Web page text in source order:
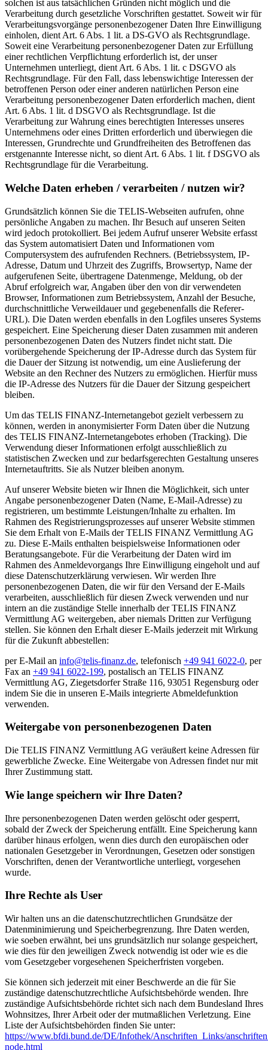
solchen ist aus tatsächlichen Gründen nicht möglich und die
Verarbeitung durch gesetzliche Vorschriften gestattet. Soweit wir für
Verarbeitungsvorgänge personenbezogener Daten Ihre Einwilligung
einholen, dient Art. 6 Abs. 1 lit. a DS-GVO als Rechtsgrundlage.
Soweit eine Verarbeitung personenbezogener Daten zur Erfüllung
einer rechtlichen Verpflichtung erforderlich ist, der unser
Unternehmen unterliegt, dient Art. 6 Abs. 1 lit. c DSGVO als
Rechtsgrundlage. Für den Fall, dass lebenswichtige Interessen der
betroffenen Person oder einer anderen natürlichen Person eine
Verarbeitung personenbezogener Daten erforderlich machen, dient
Art. 6 Abs. 1 lit. d DSGVO als Rechtsgrundlage. Ist die
Verarbeitung zur Wahrung eines berechtigten Interesses unseres
Unternehmens oder eines Dritten erforderlich und überwiegen die
Interessen, Grundrechte und Grundfreiheiten des Betroffenen das
erstgenannte Interesse nicht, so dient Art. 6 Abs. 1 lit. f DSGVO als
Rechtsgrundlage für die Verarbeitung.
Welche Daten erheben / verarbeiten / nutzen wir?
Grundsätzlich können Sie die TELIS-Webseiten aufrufen, ohne
persönliche Angaben zu machen. Ihr Besuch auf unseren Seiten
wird jedoch protokolliert. Bei jedem Aufruf unserer Website erfasst
das System automatisiert Daten und Informationen vom
Computersystem des aufrufenden Rechners. (Betriebssystem, IP-
Adresse, Datum und Uhrzeit des Zugriffs, Browsertyp, Name der
aufgerufenen Seite, übertragene Datenmenge, Meldung, ob der
Abruf erfolgreich war, Angaben über den von dir verwendeten
Browser, Informationen zum Betriebssystem, Anzahl der Besuche,
durchschnittliche Verweildauer und gegebenenfalls die Referer-
URL). Die Daten werden ebenfalls in den Logfiles unseres Systems
gespeichert. Eine Speicherung dieser Daten zusammen mit anderen
personenbezogenen Daten des Nutzers findet nicht statt. Die
vorübergehende Speicherung der IP-Adresse durch das System für
die Dauer der Sitzung ist notwendig, um eine Auslieferung der
Website an den Rechner des Nutzers zu ermöglichen. Hierfür muss
die IP-Adresse des Nutzers für die Dauer der Sitzung gespeichert
bleiben.
Um das TELIS FINANZ-Internetangebot gezielt verbessern zu
können, werden in anonymisierter Form Daten über die Nutzung
des TELIS FINANZ-Internetangebotes erhoben (Tracking). Die
Verwendung dieser Informationen erfolgt ausschließlich zu
statistischen Zwecken und zur bedarfsgerechten Gestaltung unseres
Internetauftritts. Sie als Nutzer bleiben anonym.
Auf unserer Website bieten wir Ihnen die Möglichkeit, sich unter
Angabe personenbezogener Daten (Name, E-Mail-Adresse) zu
registrieren, um bestimmte Leistungen/Inhalte zu erhalten. Im
Rahmen des Registrierungsprozesses auf unserer Website stimmen
Sie dem Erhalt von E-Mails der TELIS FINANZ Vermittlung AG
zu. Diese E-Mails enthalten beispielsweise Informationen oder
Beratungsangebote. Für die Verarbeitung der Daten wird im
Rahmen des Anmeldevorgangs Ihre Einwilligung eingeholt und auf
diese Datenschutzerklärung verwiesen. Wir werden Ihre
personenbezogenen Daten, die wir für den Versand der E-Mails
verarbeiten, ausschließlich für diesen Zweck verwenden und nur
intern an die zuständige Stelle innerhalb der TELIS FINANZ
Vermittlung AG weitergeben, aber niemals Dritten zur Verfügung
stellen. Sie können den Erhalt dieser E-Mails jederzeit mit Wirkung
für die Zukunft abbestellen:
per E-Mail an info@telis-finanz.de, telefonisch +49 941 6022-0, per
Fax an +49 941 6022-199, postalisch an TELIS FINANZ
Vermittlung AG, Ziegetsdorfer Straße 116, 93051 Regensburg oder
indem Sie die in unseren E-Mails integrierte Abmeldefunktion
verwenden.
Weitergabe von personenbezogenen Daten
Die TELIS FINANZ Vermittlung AG veräußert keine Adressen für
gewerbliche Zwecke. Eine Weitergabe von Adressen findet nur mit
Ihrer Zustimmung statt.
Wie lange speichern wir Ihre Daten?
Ihre personenbezogenen Daten werden gelöscht oder gesperrt,
sobald der Zweck der Speicherung entfällt. Eine Speicherung kann
darüber hinaus erfolgen, wenn dies durch den europäischen oder
nationalen Gesetzgeber in Verordnungen, Gesetzen oder sonstigen
Vorschriften, denen der Verantwortliche unterliegt, vorgesehen
wurde.
Ihre Rechte als User
Wir halten uns an die datenschutzrechtlichen Grundsätze der
Datenminimierung und Speicherbegrenzung. Ihre Daten werden,
wie soeben erwähnt, bei uns grundsätzlich nur solange gespeichert,
wie dies für den jeweiligen Zweck notwendig ist oder wie es die
vom Gesetzgeber vorgesehenen Speicherfristen vorgeben.
Sie können sich jederzeit mit einer Beschwerde an die für Sie
zuständige datenschutzrechtliche Aufsichtsbehörde wenden. Ihre
zuständige Aufsichtsbehörde richtet sich nach dem Bundesland Ihres
Wohnsitzes, Ihrer Arbeit oder der mutmaßlichen Verletzung. Eine
Liste der Aufsichtsbehörden finden Sie unter:
https://www.bfdi.bund.de/DE/Infothek/Anschriften_Links/
node.html